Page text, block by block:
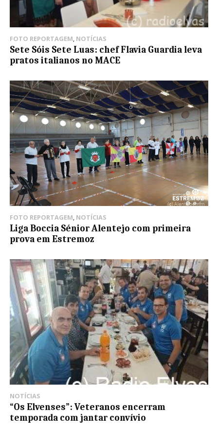
FOTO REPORTAGEM, NOTÍCIAS
Sete Sóis Sete Luas: chef Flavia Guardia leva
pratos italianos no MACE
FOTO REPORTAGEM, NOTÍCIAS
Liga Boccia Sénior Alentejo com primeira
prova em Estremoz
NOTÍCIAS
“Os Elvenses”: Veteranos encerram
temporada com jantar convívio